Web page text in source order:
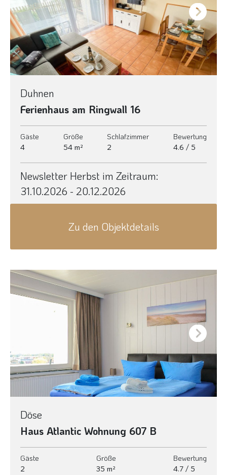
Next
Duhnen
Ferienhaus am Ringwall 16
Gäste
4
Größe
54 m²
Schlafzimmer
2
Bewertung
4.6 / 5
Newsletter Herbst im Zeitraum:
31.10.2026 - 20.12.2026
Zu den Objektdetails
Next
Döse
Haus Atlantic Wohnung 607 B
Gäste
2
Größe
35 m²
Bewertung
4.7 / 5